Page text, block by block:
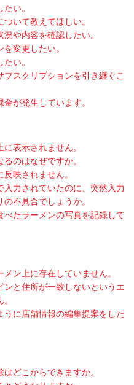
い。
いて教えてほしい。
や内容を確認したい。
変更したい。
い。
スクリプションを引き継ぐこ
が発生しています。
表示されません。
のはなぜですか。
映されません。
力されていたのに、突然入力
不具合でしょうか。
たラーメンの写真を記録して
ン上に存在していません。
ンと住所が一致しないというエ
うに店舗情報の編集提案をした
どこからできますか。